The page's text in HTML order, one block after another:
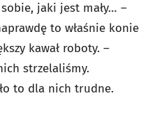
jaki jest mały… –
to właśnie konie
kawał roboty. –
strzelaliśmy.
to dla nich trudne.